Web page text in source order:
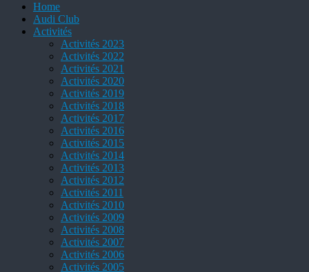
Home
Audi Club
Activités
Activités 2023
Activités 2022
Activités 2021
Activités 2020
Activités 2019
Activités 2018
Activités 2017
Activités 2016
Activités 2015
Activités 2014
Activités 2013
Activités 2012
Activités 2011
Activités 2010
Activités 2009
Activités 2008
Activités 2007
Activités 2006
Activités 2005